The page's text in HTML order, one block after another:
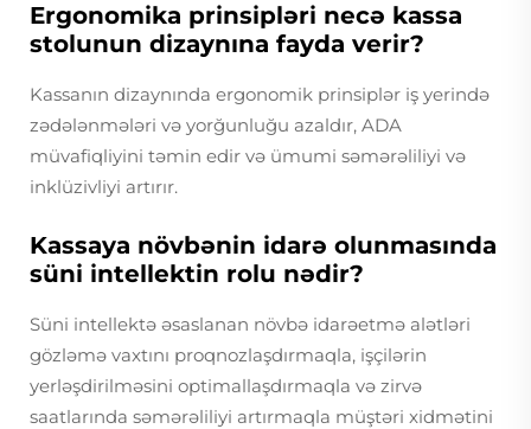
Ergonomika prinsipləri necə kassa
stolunun dizaynına fayda verir?
Kassanın dizaynında ergonomik prinsiplər iş yerində
zədələnmələri və yorğunluğu azaldır, ADA
müvafiqliyini təmin edir və ümumi səmərəliliyi və
inklüzivliyi artırır.
Kassaya növbənin idarə olunmasında
süni intellektin rolu nədir?
Süni intellektə əsaslanan növbə idarəetmə alətləri
gözləmə vaxtını proqnozlaşdırmaqla, işçilərin
yerləşdirilməsini optimallaşdırmaqla və zirvə
saatlarında səmərəliliyi artırmaqla müştəri xidmətini